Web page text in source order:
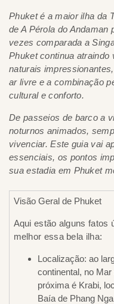
Phuket é a maior ilha da
de A Pérola do Andaman
vezes comparada a
Phuket continua
naturais
ar livre e a combinação
cultural e conforto.
De passeios de barco a
noturnos animados,
vivenciar. Este guia vai
essenciais, os pontos
sua estadia em Phuket
Visão Geral de Phuket
Aqui estão alguns fatos
melhor essa bela ilha:
Localização: ao
continental, no
próxima é Krabi,
Baía de Phang